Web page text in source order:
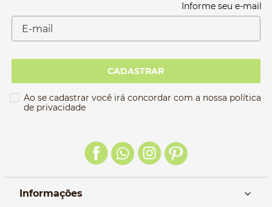
Informe seu e-mail
CADASTRAR
Ao se cadastrar você irá concordar com a nossa política
de privacidade
Informações